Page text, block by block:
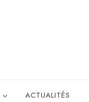
ACTUALITÉS